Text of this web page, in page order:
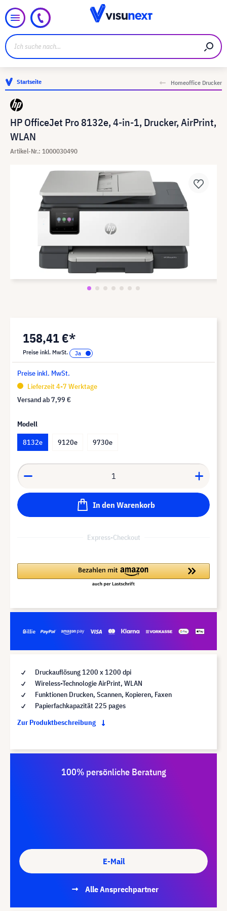
Startseite Homeoffice Drucker
HP OfficeJet Pro 8132e, 4-in-1, Drucker, AirPrint,
WLAN
Artikel-Nr.: 1000030490
158,41 €*
Preise inkl. MwSt.
Preise inkl. MwSt.
Lieferzeit 4-7 Werktage
Versand ab7,99 €
Modell
8132e
9120e 9730e
In den Warenkorb
Express-Checkout
Druckauflösung 1200 x 1200 dpi
Wireless-Technologie AirPrint, WLAN
Funktionen Drucken, Scannen, Kopieren, Faxen
Papierfachkapazität 225 pages
Zur Produktbeschreibung
100% persönliche Beratung
E-Mail
Alle Ansprechpartner